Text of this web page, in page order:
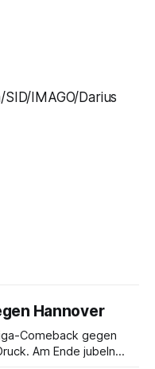
IMAGO/Darius
Hannover
Comeback gegen
Am Ende jubeln